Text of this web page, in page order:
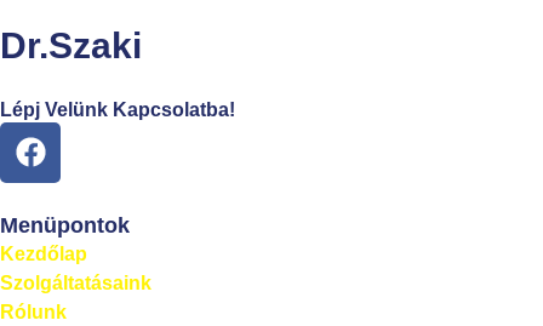
Dr.Szaki
Lépj Velünk Kapcsolatba!
Menüpontok
Kezdőlap
Szolgáltatásaink
Rólunk